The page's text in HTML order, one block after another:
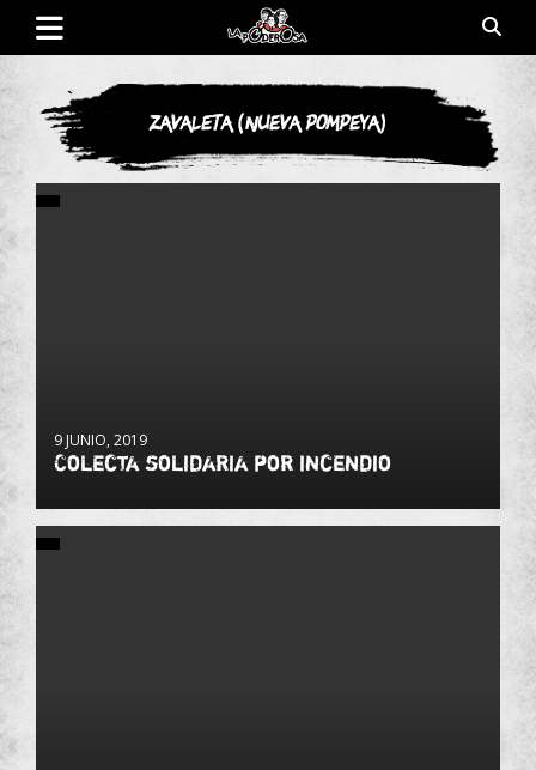
Saltar
contenidoLa Poderosa
Poderosa.
Zavaleta (Nueva Pompeya)
9 JUNIO, 2019
Colecta solidaria por incendio